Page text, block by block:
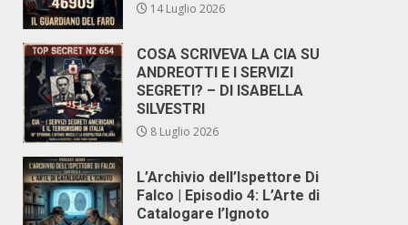
14 Luglio 2026
COSA SCRIVEVA LA CIA SU
ANDREOTTI E I SERVIZI
SEGRETI? – DI ISABELLA
SILVESTRI
8 Luglio 2026
L’Archivio dell’Ispettore Di
Falco | Episodio 4: L’Arte di
Catalogare l’Ignoto